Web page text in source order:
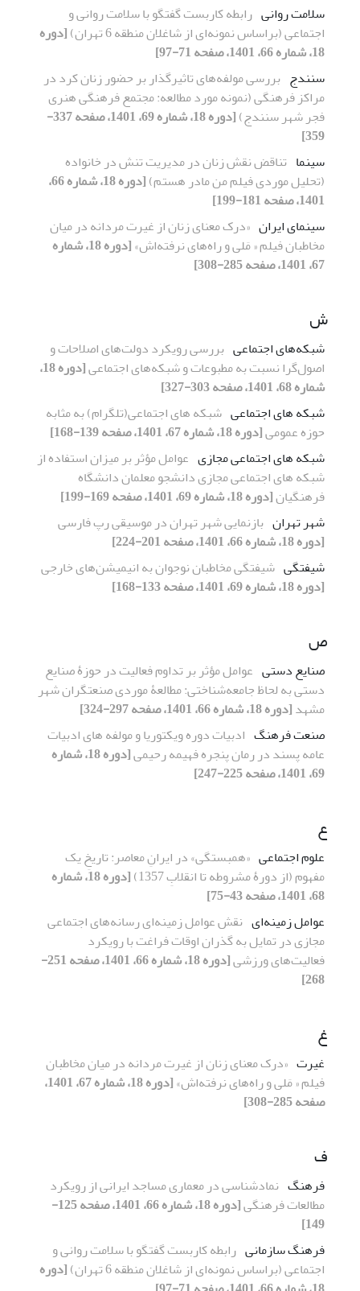
سلامت روانی رابطه کاربست گفتگو با سلامت روانی و
اجتماعی (براساس نمونه‌ای از شاغلان منطقه 6 تهران)
[دوره
18، شماره 66، 1401، صفحه 71-97]
سنندج بررسی مولفه‌های تاثیرگذار بر حضور زنان کرد در
مراکز فرهنگی (نمونه مورد مطالعه: مجتمع فرهنگی هنری
فجر شهر سنندج)
[دوره 18، شماره 69، 1401، صفحه 337-
359]
سینما تناقض نقش زنان در مدیریت تنش در خانواده
(تحلیل موردی فیلم من مادر هستم)
[دوره 18، شماره 66،
1401، صفحه 181-199]
سینمای ایران «درک معنای زنان از غیرت مردانه در میان
مخاطبان فیلم « مَلی و راه‌های نرفته‌اش»
[دوره 18، شماره
67، 1401، صفحه 285-308]
ش
شبکه‌های اجتماعی بررسی رویکرد دولت‌های اصلاحات و
اصول‌گرا نسبت به مطبوعات و شبکه‌های اجتماعی
[دوره 18،
شماره 68، 1401، صفحه 303-327]
شبکه های اجتماعی شبکه های اجتماعی(تلگرام) به مثابه
حوزه عمومی[دوره 18، شماره 67، 1401، صفحه 139-168]
شبکه های اجتماعی مجازی عوامل مؤثر بر میزان استفاده از
شبکه های اجتماعی مجازی دانشجو معلمان دانشگاه
فرهنگیان[دوره 18، شماره 69، 1401، صفحه 169-199]
شهر تهران بازنمایی شهر تهران در موسیقی رپ فارسی
[دوره 18، شماره 66، 1401، صفحه 201-224]
شیفتگی شیفتگی مخاطبان نوجوان به انیمیشن‌های خارجی
[دوره 18، شماره 69، 1401، صفحه 133-168]
ص
صنایع دستی عوامل مؤثر بر تداوم فعالیت در حوزۀ صنایع
دستی به لحاظ جامعه‌شناختی: مطالعۀ موردی صنعتگران شهر
مشهد[دوره 18، شماره 66، 1401، صفحه 297-324]
صنعت فرهنگ ادبیات دوره ویکتوریا و مولفه های ادبیات
عامه پسند در رمان پنجره فهیمه رحیمی
[دوره 18، شماره
69، 1401، صفحه 225-247]
ع
علوم اجتماعی «همبستگی» در ایرانِ معاصر: تاریخِ یک
مفهوم (از دورۀ مشروطه تا انقلابِ 1357)
[دوره 18، شماره
68، 1401، صفحه 43-75]
عوامل زمینه‌ای نقش عوامل زمینه‌ای رسانه‌های اجتماعی
مجازی در تمایل به گذران اوقات فراغت با رویکرد
فعالیت‌های ورزشی
[دوره 18، شماره 66، 1401، صفحه 251-
268]
غ
غیرت «درک معنای زنان از غیرت مردانه در میان مخاطبان
فیلم « مَلی و راه‌های نرفته‌اش»
[دوره 18، شماره 67، 1401،
صفحه 285-308]
ف
فرهنگ نماد‌شناسی در معماری مساجد ایرانی از رویکرد
مطالعات فرهنگی
[دوره 18، شماره 66، 1401، صفحه 125-
149]
فرهنگ سازمانی رابطه کاربست گفتگو با سلامت روانی و
اجتماعی (براساس نمونه‌ای از شاغلان منطقه 6 تهران)
[دوره